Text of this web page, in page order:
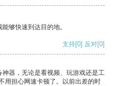
够快速到达目的地。
支持[0] 反对[0]
器，无论是看视频、玩游戏还是工
用担心网速卡顿了。以前出差的时